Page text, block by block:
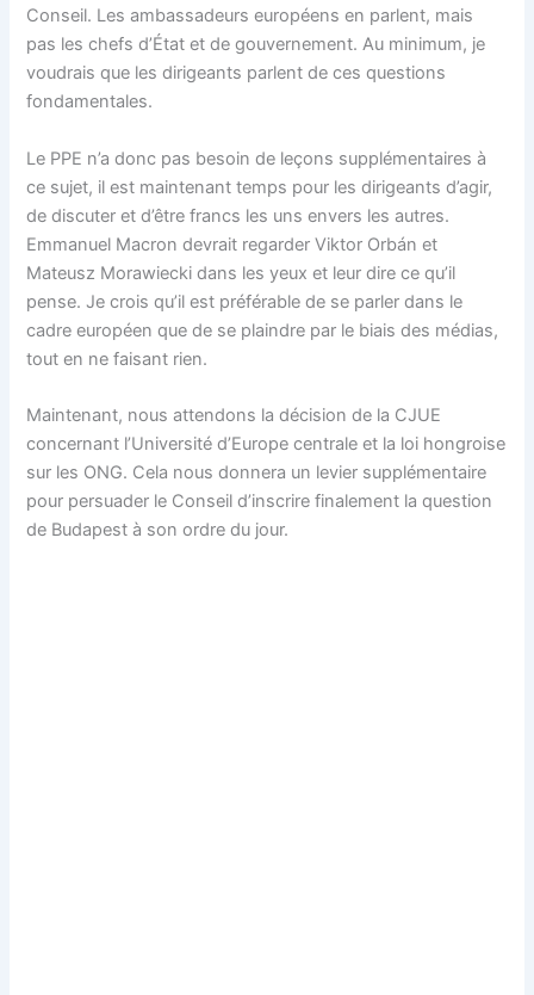
Conseil. Les ambassadeurs européens en parlent, mais
pas les chefs d’État et de gouvernement. Au minimum, je
voudrais que les dirigeants parlent de ces questions
fondamentales.
Le PPE n’a donc pas besoin de leçons supplémentaires à
ce sujet, il est maintenant temps pour les dirigeants d’agir,
de discuter et d’être francs les uns envers les autres.
Emmanuel Macron devrait regarder Viktor Orbán et
Mateusz Morawiecki dans les yeux et leur dire ce qu’il
pense. Je crois qu’il est préférable de se parler dans le
cadre européen que de se plaindre par le biais des médias,
tout en ne faisant rien.
Maintenant, nous attendons la décision de la CJUE
concernant l’Université d’Europe centrale et la loi hongroise
sur les ONG. Cela nous donnera un levier supplémentaire
pour persuader le Conseil d’inscrire finalement la question
de Budapest à son ordre du jour.